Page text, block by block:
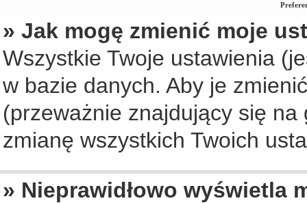
» Jak mogę zmienić moje
Wszystkie Twoje ustawienia
w bazie danych. Aby je
(przeważnie znajdujący się
zmianę wszystkich Twoich
» Nieprawidłowo wyświetla